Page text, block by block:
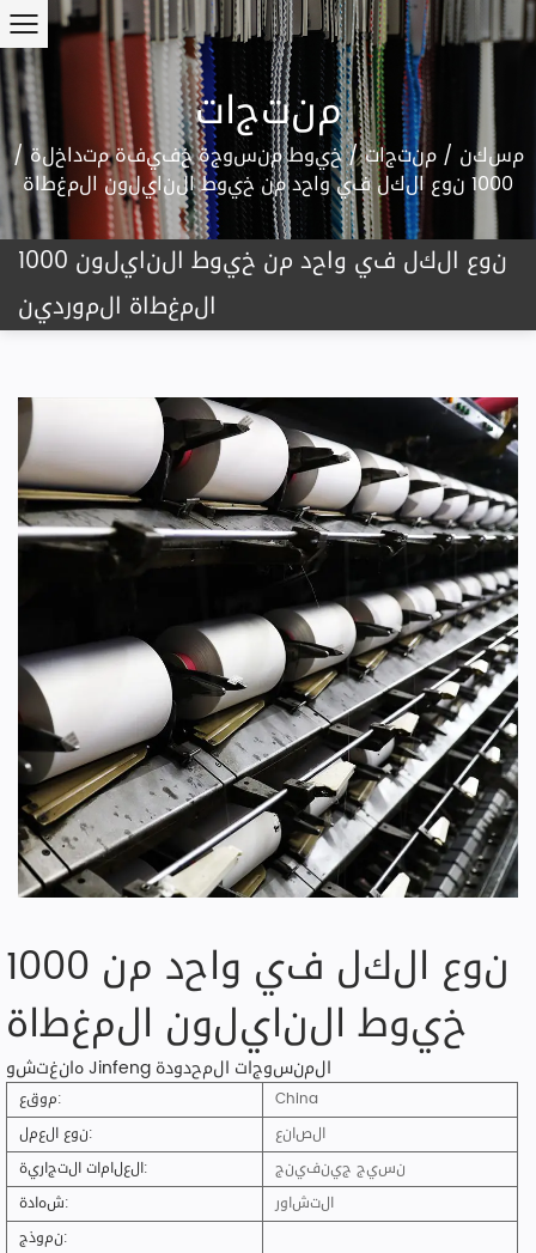
منتجات
مسكن /منتجات/خيوط منسوجة خفيفة متداخلة/
1000 نوع الكل في واحد من خيوط النايلون المغطاة
1000 نوع الكل في واحد من خيوط النايلون
المغطاة الموردين
1000 نوع الكل في واحد من
خيوط النايلون المغطاة
هانغتشو Jinfeng المنسوجات المحدودة
موقع:
China
نوع العمل:
الصانع
العلامات التجارية:
نسيج جينفينج
شهادة:
التشاور
نموذج: